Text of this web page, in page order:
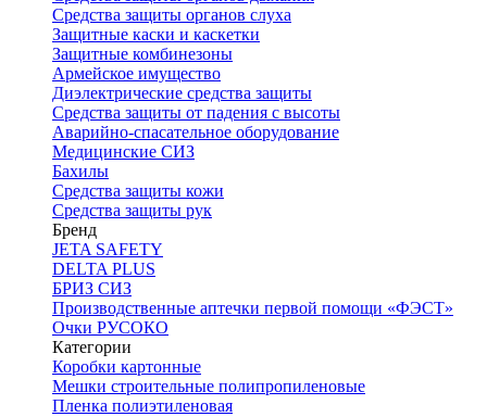
Средства защиты органов слуха
Защитные каски и каскетки
Защитные комбинезоны
Армейское имущество
Диэлектрические средства защиты
Средства защиты от падения с высоты
Аварийно-спасательное оборудование
Медицинские СИЗ
Бахилы
Средства защиты кожи
Средства защиты рук
Бренд
JETA SAFETY
DELTA PLUS
БРИЗ СИЗ
Производственные аптечки первой помощи «ФЭСТ»
Очки РУСОКО
Категории
Коробки картонные
Мешки строительные полипропиленовые
Пленка полиэтиленовая